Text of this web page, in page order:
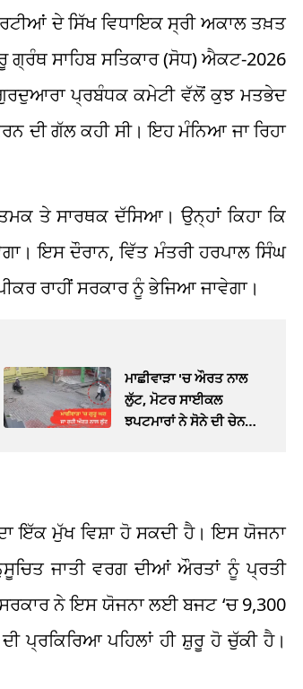
ਦੇ ਸਿੱਖ ਵਿਧਾਇਕ ਸ੍ਰੀ ਅਕਾਲ ਤਖ਼ਤ
ਸਾਹਿਬ ਸਤਿਕਾਰ (ਸੋਧ) ਐਕਟ-2026
ਪ੍ਰਬੰਧਕ ਕਮੇਟੀ ਵੱਲੋਂ ਕੁਝ ਮਤਭੇਦ
ਦੀ ਗੱਲ ਕਹੀ ਸੀ। ਇਹ ਮੰਨਿਆ ਜਾ ਰਿਹਾ
ਤੇ ਸਾਰਥਕ ਦੱਸਿਆ। ਉਨ੍ਹਾਂ ਕਿਹਾ ਕਿ
ਇਸ ਦੌਰਾਨ, ਵਿੱਤ ਮੰਤਰੀ ਹਰਪਾਲ ਸਿੰਘ
ਰਾਹੀਂ ਸਰਕਾਰ ਨੂੰ ਭੇਜਿਆ ਜਾਵੇਗਾ।
ਮਾਛੀਵਾੜਾ 'ਚ ਔਰਤ ਨਾਲ
ਲੁੱਟ, ਮੋਟਰ ਸਾਈਕਲ
ਝਪਟਮਾਰਾਂ ਨੇ ਸੋਨੇ ਦੀ ਚੇਨ
ਇੱਕ ਮੁੱਖ ਵਿਸ਼ਾ ਹੋ ਸਕਦੀ ਹੈ। ਇਸ ਯੋਜਨਾ
ਜਾਤੀ ਵਰਗ ਦੀਆਂ ਔਰਤਾਂ ਨੂੰ ਪ੍ਰਤੀ
ਨੇ ਇਸ ਯੋਜਨਾ ਲਈ ਬਜਟ ‘ਚ 9,300
ਪ੍ਰਕਿਰਿਆ ਪਹਿਲਾਂ ਹੀ ਸ਼ੁਰੂ ਹੋ ਚੁੱਕੀ ਹੈ।